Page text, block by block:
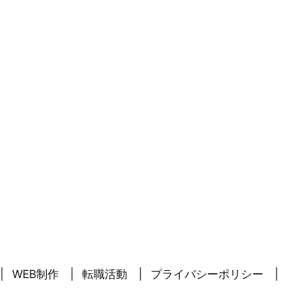
WEB制作 転職活動 プライバシーポリシー